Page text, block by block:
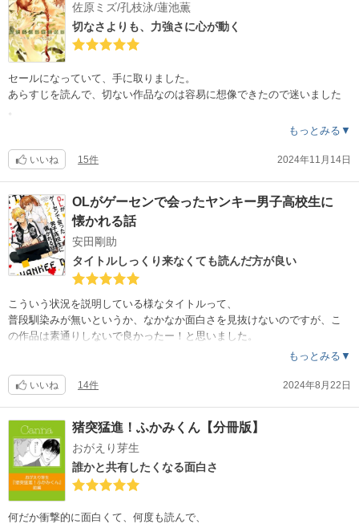
細部まで舐めるように読み込んでしまいました。
それでいて、ストーリーもどんどん惹き込まれるし、
絵もふざけていない時はすごく色気があって。
とにかく読んでいてずっと心地よかったです。
2人の友情はもちろん、それ以外にも色んな感動が詰まった胸が熱くなる
1冊でした。
佐原ミズ/孔枝泳/蓮池薫
切なさよりも、力強さに心が動く
セールになっていて、手に取りました。
あらすじを読んで、切ない作品なのは容易に想像できたので迷いました
。
悲しすぎて読後苦しいのも困るし、逆に泣かせに来られすぎると引いて
うことで読んでみたいと駆り立てられました。
ことが出来ました。
希望に似た余韻が残り、切なくても苦しくはなく、何度も読み返してし
まいました。
過剰な演出が無く、穏やかに読み進められました。
全体を通して瑞々しく、美しい。
そして静かながらどこかに力強さが感じられ、
登場人物達も次第に生き生きとし、読み手の自分も命を吹き込まれて行
く様でした。
読後に表紙を見返して、蓮池薫さんのお名前が飛び込んできて驚き、こ
本当に素敵な一冊でした。
もっとみる▼
いいね 15件 2024年11月14日
OLがゲーセンで会ったヤンキー男子高校生に
懐かれる話
安田剛助
タイトルしっくり来なくても読んだ方が良い
こういう状況を説明している様なタイトルって、
普段馴染みが無いというか、なかなか面白さを見抜けないのですが、こ
の作品は素通りしないで良かったー！と思いました。
すごく温かい気持ちになれるし、描き下ろしに悶えます。
誰もが続きはいつだ？！と叫びたくなるはず。
もっとみる▼
いいね 14件 2024年8月22日
猪突猛進！ふかみくん【分冊版】
おがえり芽生
誰かと共有したくなる面白さ
何だか衝撃的に面白くて、何度も読んで、